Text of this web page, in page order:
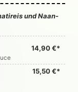
und Naan-
14,90 €*
15,50 €*